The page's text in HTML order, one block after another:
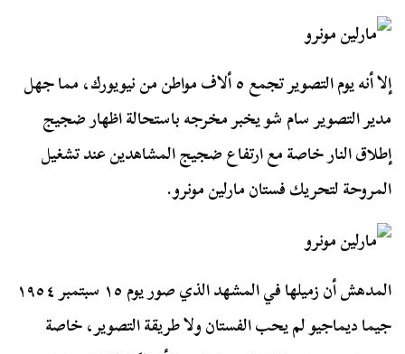
إلا أنه يوم التصوير تجمع ٥ ألاف مواطن من نيويورك، مما جهل
مدير التصوير سام شو يخبر مخرجه باستحالة اظهار ضجيج
إطلاق النار خاصة مع ارتفاع ضجيج المشاهدين عند تشغيل
المروحة لتحريك فستان مارلين مونرو.
المدهش أن زميلها في المشهد الذي صور يوم ١٥ سبتمبر ١٩٥٤
جيما ديماجيو لم يحب الفستان ولا طريقة التصوير، خاصة